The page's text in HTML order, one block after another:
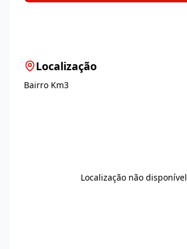
Localização
Bairro Km3
Localização não disponível